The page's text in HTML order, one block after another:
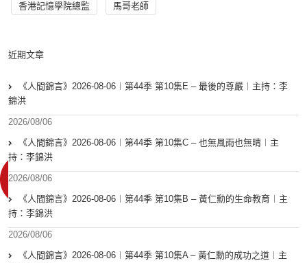
香港記憶學院總監 馬哥老師
近期文章
《人間錦言》2026-08-06︱第44季 第10集E – 最後的尊嚴︱主持：李
錦洪
2026/08/06
《人間錦言》2026-08-06︱第44季 第10集C – 也無風雨也無晴︱主
持：李錦洪
2026/08/06
《人間錦言》2026-08-06︱第44季 第10集B – 黃仁勳的生命教育︱主
持：李錦洪
2026/08/06
《人間錦言》2026-08-06︱第44季 第10集A – 黃仁勳的成功之道︱主